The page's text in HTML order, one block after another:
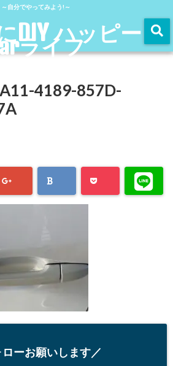
～自分でやってみよう!～
DIY ハッピー
ライフ
4189-857D-
ローお願いします／